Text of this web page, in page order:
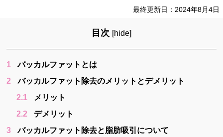
最終更新日：2024年8月4日
目次 [hide]
1
バッカルファットとは
2
バッカルファット除去のメリットとデメリット
2.1
メリット
2.2
デメリット
3
バッカルファット除去と脂肪吸引について